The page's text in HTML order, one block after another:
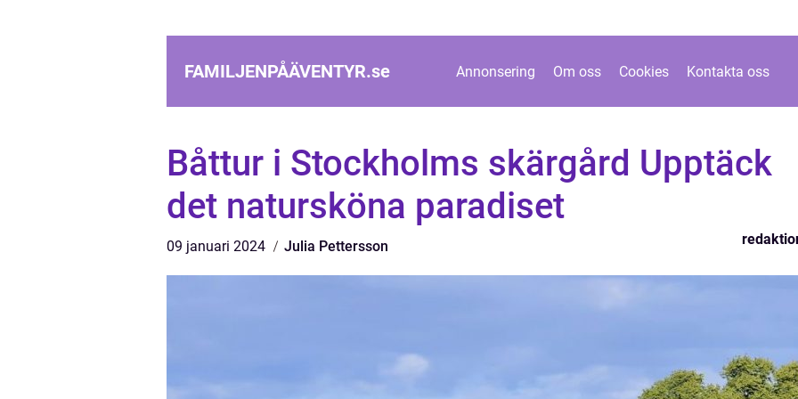
FAMILJENPÅÄVENTYR.se Annonsering Om oss Cookies Kontakta oss
Båttur i Stockholms skärgård Upptäck
det natursköna paradiset
09 januari 2024 Julia Pettersson